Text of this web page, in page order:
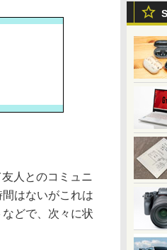
人とのコミュニ
はないがこれは
どで、次々に状